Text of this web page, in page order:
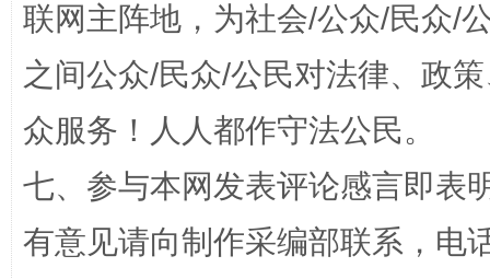
千年窑火 生生不息
联网主阵地，为社会/公众/民众/
之间公众/民众/公民对法律、政
众服务！人人都作守法公民。
七、参与本网发表评论感言即表
有意见请向制作采编部联系，电